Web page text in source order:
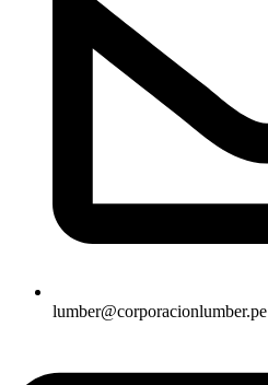
lumber@corporacionlumber.pe